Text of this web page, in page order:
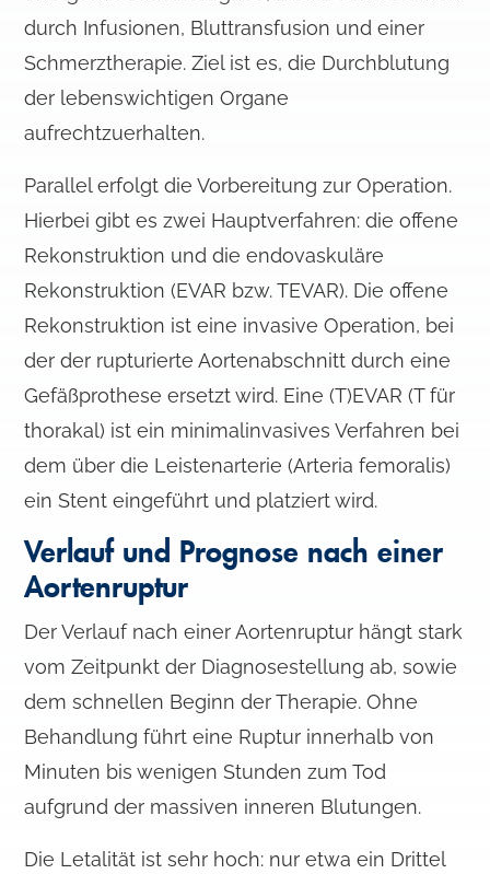
durch Infusionen, Bluttransfusion und einer
Schmerztherapie. Ziel ist es, die Durchblutung
der lebenswichtigen Organe
aufrechtzuerhalten.
Parallel erfolgt die Vorbereitung zur Operation.
Hierbei gibt es zwei Hauptverfahren: die offene
Rekonstruktion und die endovaskuläre
Rekonstruktion (EVAR bzw. TEVAR). Die offene
Rekonstruktion ist eine invasive Operation, bei
der der rupturierte Aortenabschnitt durch eine
Gefäßprothese ersetzt wird. Eine (T)EVAR (T für
thorakal) ist ein minimalinvasives Verfahren bei
dem über die Leistenarterie (Arteria femoralis)
ein Stent eingeführt und platziert wird.
Verlauf und Prognose nach einer
Aortenruptur
Der Verlauf nach einer Aortenruptur hängt stark
vom Zeitpunkt der Diagnosestellung ab, sowie
dem schnellen Beginn der Therapie. Ohne
Behandlung führt eine Ruptur innerhalb von
Minuten bis wenigen Stunden zum Tod
aufgrund der massiven inneren Blutungen.
Die Letalität ist sehr hoch: nur etwa ein Drittel